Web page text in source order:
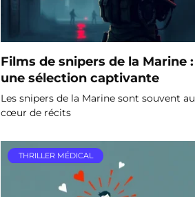
Films de snipers de la Marine :
une sélection captivante
Les snipers de la Marine sont souvent au
cœur de récits
THRILLER MÉDICAL